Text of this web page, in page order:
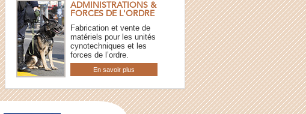
ADMINISTRATIONS &
FORCES DE L'ORDRE
Fabrication et vente de
matériels pour les unités
cynotechniques et les
forces de l’ordre.
En savoir plus